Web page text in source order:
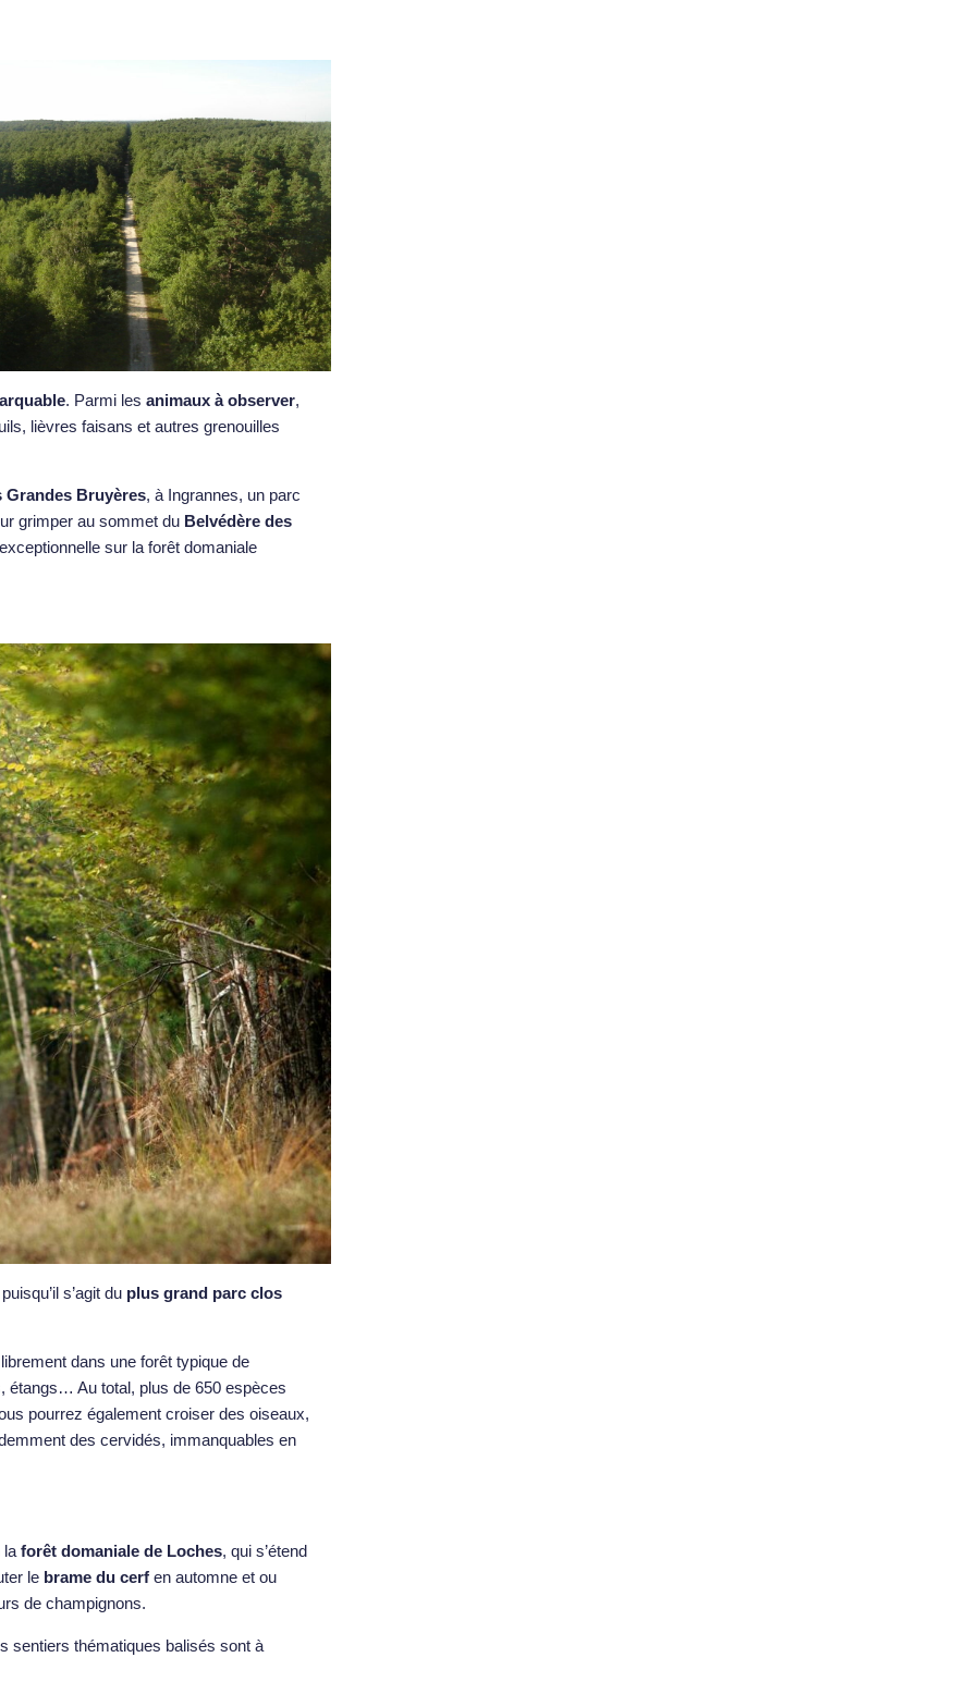
. Parmi les animaux à observer,
lièvres faisans et autres grenouilles
Grandes Bruyères, à Ingrannes, un parc
grimper au sommet du Belvédère des
sur la forêt domaniale
s’agit du plus grand parc clos
dans une forêt typique de
étangs… Au total, plus de 650 espèces
pourrez également croiser des oiseaux,
des cervidés, immanquables en
la forêt domaniale de Loches, qui s’étend
le brame du cerf en automne et ou
de champignons.
sentiers thématiques balisés sont à